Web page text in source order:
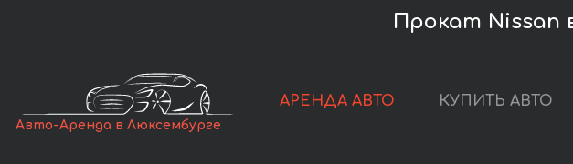
Прокат Nissan
Авто-Аренда в Люксембурге
АРЕНДА АВТО КУПИТЬ АВТО